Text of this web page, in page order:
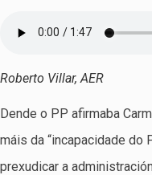
Roberto Villar, AER
Dende o PP afirmaba
máis da “incapacidade do
prexudicar a